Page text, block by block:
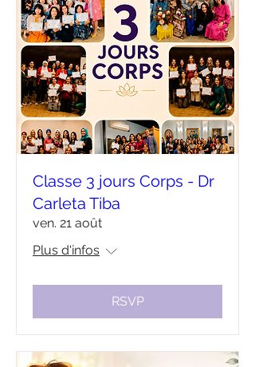
Classe 3 jours Corps - Dr
Carleta Tiba
ven. 21 août
Plus d'infos
RSVP